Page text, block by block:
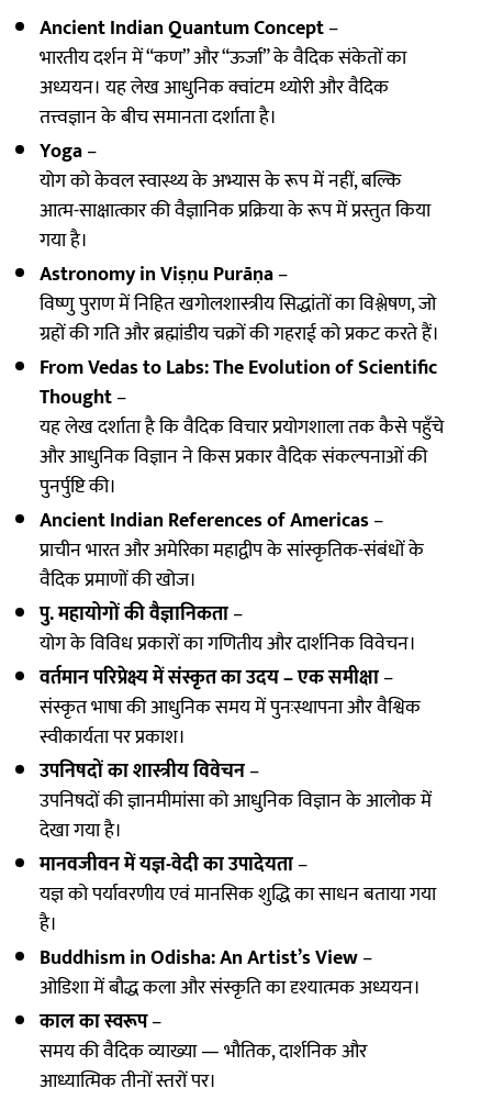
Ancient Indian Quantum Concept–
भारतीय दर्शन में “कण” और “ऊर्जा” के वैदिक संकेतों का
अध्ययन। यह लेख आधुनिक क्वांटम थ्योरी और वैदिक
तत्त्वज्ञान के बीच समानता दर्शाता है।
Yoga–
योग को केवल स्वास्थ्य के अभ्यास के रूप में नहीं, बल्कि
आत्म-साक्षात्कार की वैज्ञानिक प्रक्रिया के रूप में प्रस्तुत किया
गया है।
Astronomy in Viṣṇu Purāṇa–
विष्णु पुराण में निहित खगोलशास्त्रीय सिद्धांतों का विश्लेषण, जो
ग्रहों की गति और ब्रह्मांडीय चक्रों की गहराई को प्रकट करते हैं।
From Vedas to Labs: The Evolution of Scientific
Thought–
यह लेख दर्शाता है कि वैदिक विचार प्रयोगशाला तक कैसे पहुँचे
और आधुनिक विज्ञान ने किस प्रकार वैदिक संकल्पनाओं की
पुनर्पुष्टि की।
Ancient Indian References of Americas–
प्राचीन भारत और अमेरिका महाद्वीप के सांस्कृतिक-संबंधों के
वैदिक प्रमाणों की खोज।
पु. महायोगों की वैज्ञानिकता–
योग के विविध प्रकारों का गणितीय और दार्शनिक विवेचन।
वर्तमान परिप्रेक्ष्य में संस्कृत का उदय – एक समीक्षा–
संस्कृत भाषा की आधुनिक समय में पुनःस्थापना और वैश्विक
स्वीकार्यता पर प्रकाश।
उपनिषदों का शास्त्रीय विवेचन–
उपनिषदों की ज्ञानमीमांसा को आधुनिक विज्ञान के आलोक में
देखा गया है।
मानवजीवन में यज्ञ-वेदी का उपादेयता–
यज्ञ को पर्यावरणीय एवं मानसिक शुद्धि का साधन बताया गया
है।
Buddhism in Odisha: An Artist’s View–
ओडिशा में बौद्ध कला और संस्कृति का दृश्यात्मक अध्ययन।
काल का स्वरूप–
समय की वैदिक व्याख्या — भौतिक, दार्शनिक और
आध्यात्मिक तीनों स्तरों पर।